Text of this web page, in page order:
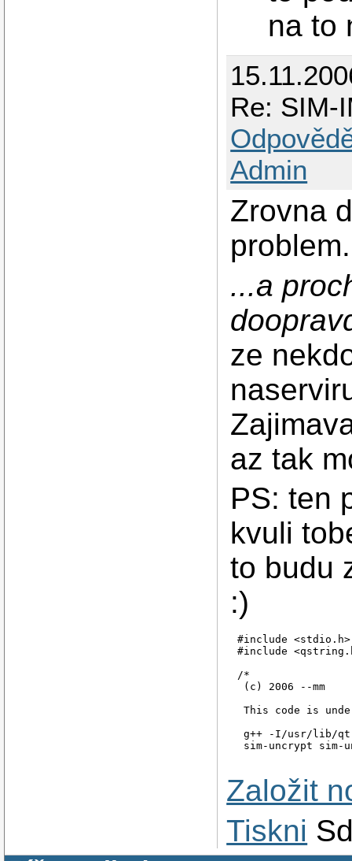
na to
Re: SIM-
Admin
Zrovna
...a
ze
az tak
PS: ten
kvuli
to budu
:)
#include <stdio.h>
#include
/*
(c) 2006 --mm
This code is
g++ -I/usr/lib/
sim-uncrypt sim-
*/
// getToken from
    QString res;
Založit
Tiskni